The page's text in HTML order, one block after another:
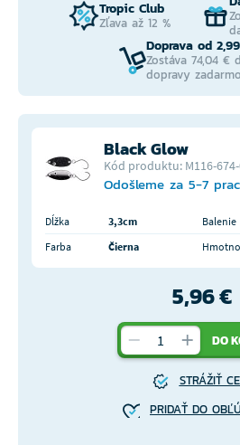
Tropic Club
Zľava až 12 %
Doprava od
Zostáva 74,04 €
dopravy zadarmo
Black Glow
Kód produktu: M116-
Odošleme za 5-7
Dĺžka 3,3cm Balenie
Farba
Čierna
5,96 €
DO
STRÁŽIŤ
PRIDAŤ DO